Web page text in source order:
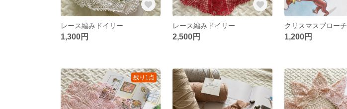
レース編みドイリー
1,300円
レース編みドイリー
2,500円
クリスマスブローチ
1,200円
残り1点